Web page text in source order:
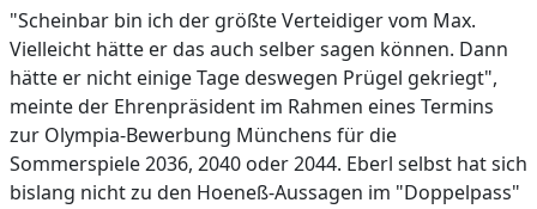
"Scheinbar bin ich der größte Verteidiger vom Max.
Vielleicht hätte er das auch selber sagen können. Dann
hätte er nicht einige Tage deswegen Prügel gekriegt",
meinte der Ehrenpräsident im Rahmen eines Termins
zur Olympia-Bewerbung Münchens für die
Sommerspiele 2036, 2040 oder 2044. Eberl selbst hat sich
bislang nicht zu den Hoeneß-Aussagen im "Doppelpass"